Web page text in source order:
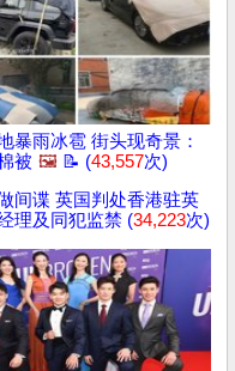
暴雨冰雹 街头现奇景：
被 🖼️ 📝 (43,557次)
间谍 英国判处香港驻英
理及同犯监禁 (34,223次)